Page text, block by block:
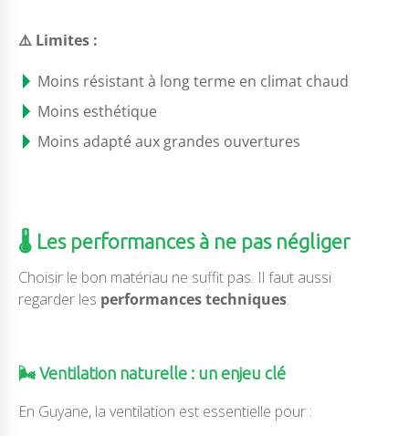
⚠️ Limites :
Moins résistant à long terme en climat chaud
Moins esthétique
Moins adapté aux grandes ouvertures
🌡️ Les performances à ne pas négliger
Choisir le bon matériau ne suffit pas. Il faut aussi
regarder les performances techniques.
🌬️ Ventilation naturelle : un enjeu clé
En Guyane, la ventilation est essentielle pour :